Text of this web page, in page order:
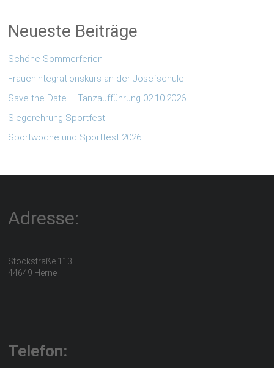
Neueste Beiträge
Schöne Sommerferien
Frauenintegrationskurs an der Josefschule
Save the Date – Tanzaufführung 02.10.2026
Siegerehrung Sportfest
Sportwoche und Sportfest 2026
Adresse:
Stöckstraße 113
44649 Herne
Telefon: